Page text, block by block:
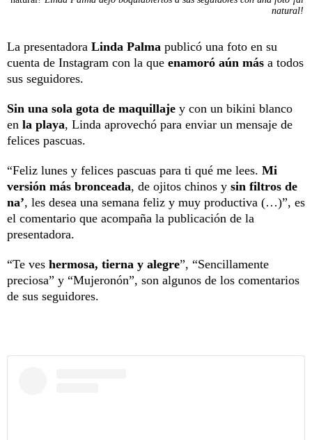
natural!
La presentadora Linda Palma publicó una foto en su
cuenta de Instagram con la que enamoró aún más a todos
sus seguidores.
Sin una sola gota de maquillaje y con un bikini blanco
en la playa, Linda aprovechó para enviar un mensaje de
felices pascuas.
“Feliz lunes y felices pascuas para ti qué me lees. Mi
versión más bronceada, de ojitos chinos y sin filtros de
na’, les desea una semana feliz y muy productiva (…)”, es
el comentario que acompaña la publicación de la
presentadora.
“Te ves hermosa, tierna y alegre”, “Sencillamente
preciosa” y “Mujeronón”, son algunos de los comentarios
de sus seguidores.